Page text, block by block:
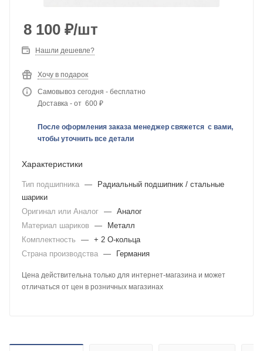
8 100 ₽/шт
Нашли дешевле?
Хочу в подарок
Самовывоз сегодня - бесплатно
Доставка - от 600 ₽
После оформления заказа менеджер свяжется с вами,
чтобы уточнить все детали
Характеристики
Тип подшипника —
Радиальный подшипник / стальные
шарики
Оригинал или Аналог — Аналог
Материал шариков
—
Металл
Комплектность
— + 2 О-кольца
Страна производства — Германия
Цена действительна только для интернет-магазина и может
отличаться от цен в розничных магазинах